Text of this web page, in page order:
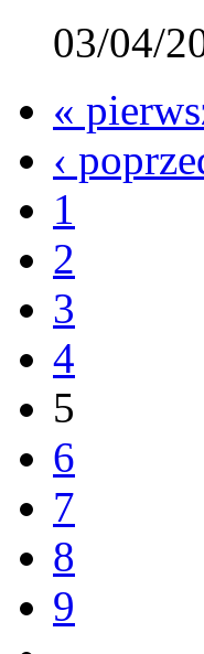
03/04/
«
‹
1
2
3
4
5
6
7
8
9